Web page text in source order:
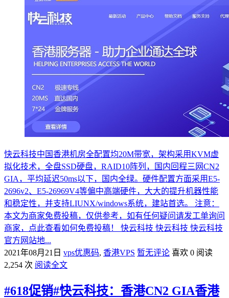
快云科技中国香港机房全配置均20M带宽，架构采用KVM虚
拟化技术，全盘SSD硬盘，RAID10阵列，国内回程三网CN2
GIA，平均延迟50ms以下，国内全绿。硬件配置方面采用E5-
2696v2、E5-26969V4等偏中高端硬件，大大的提升机器性能
和稳定性，并支持LIUNX/windows系统，建站首选。 注意：
本文为商家免费投稿，仅供参考，如有任何疑问请发工单询问
商家，点此查看如何免费投稿！ 快云科技 快云科技 快云科技
官方网站地...
2021年08月21日 vps优惠码, 香港VPS 暂无评论 喜欢 0 阅读
2,254 次 阅读全文
#618促销#快云科技：香港CN2 GIA香港